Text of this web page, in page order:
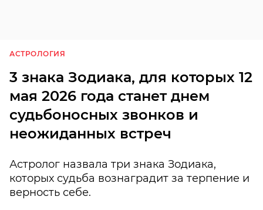
АСТРОЛОГИЯ
3 знака Зодиака, для которых 12
мая 2026 года станет днем
судьбоносных звонков и
неожиданных встреч
Астролог назвала три знака Зодиака,
которых судьба вознаградит за терпение и
верность себе.